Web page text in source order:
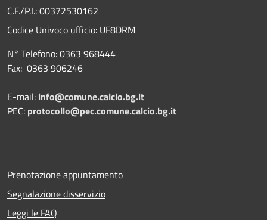
C.F./P.I.: 00372530162
Codice Univoco ufficio: UF8DRM
N° Telefono: 0363 968444
Fax: 0363 906246
E-mail: info@comune.calcio.bg.it
PEC: protocollo@pec.comune.calcio.bg.it
Prenotazione appuntamento
Segnalazione disservizio
Leggi le FAQ